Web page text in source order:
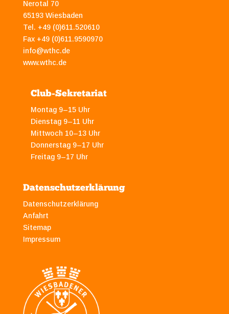
Nerotal 70
65193 Wiesbaden
Tel. +49 (0)611.520610
Fax +49 (0)611.9590970
info@wthc.de
www.wthc.de
Club-Sekretariat
Montag 9–15 Uhr
Dienstag 9–11 Uhr
Mittwoch 10–13 Uhr
Donnerstag 9–17 Uhr
Freitag 9–17 Uhr
Datenschutzerklärung
Datenschutzerklärung
Anfahrt
Sitemap
Impressum